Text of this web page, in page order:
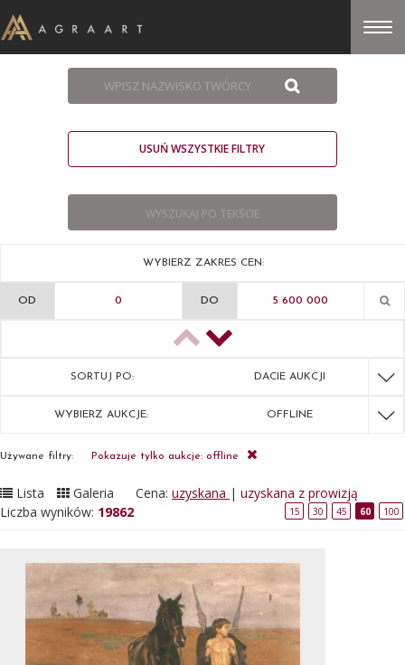
USUŃ WSZYSTKIE FILTRY
WYBIERZ ZAKRES CEN:
OD DO
SORTUJ PO: DACIE AUKCJI
WYBIERZ AUKCJE: OFFLINE
Używane filtry: Pokazuje tylko aukcje: offline
Lista Galeria Cena: uzyskana | uzyskana z prowizją
Liczba wyników: 19862 15 30 45 60 100